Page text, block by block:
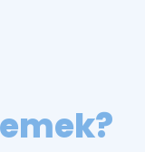
ve YÖKDİL Puan
Remzi Hoca